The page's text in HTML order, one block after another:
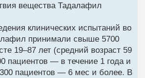
вещества Тадалафил
клинических испытаний во
принимали свыше 5700
19–87 лет (средний возраст 59
пациентов — в течение 1 года и
пациентов — 6 мес и более. В